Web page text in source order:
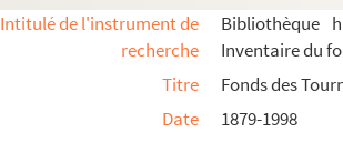
Intitulé de l'instrument de
recherche
Bibliothèque
Inventaire du
Titre
Fonds des
Date
1879-1998
Saison 1968-1969
Saison 1969-1970
Saison 1970-1971
Saison 1971-1972